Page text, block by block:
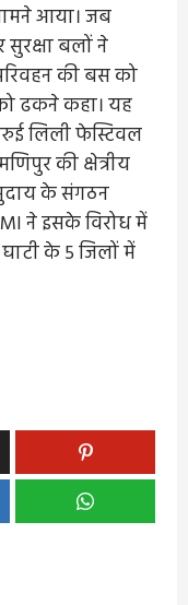
आया। जब
बलों ने
की बस को
ढकने कहा। यह
लिली फेस्टिवल
की क्षेत्रीय
के संगठन
ने इसके विरोध में
के 5 जिलों में